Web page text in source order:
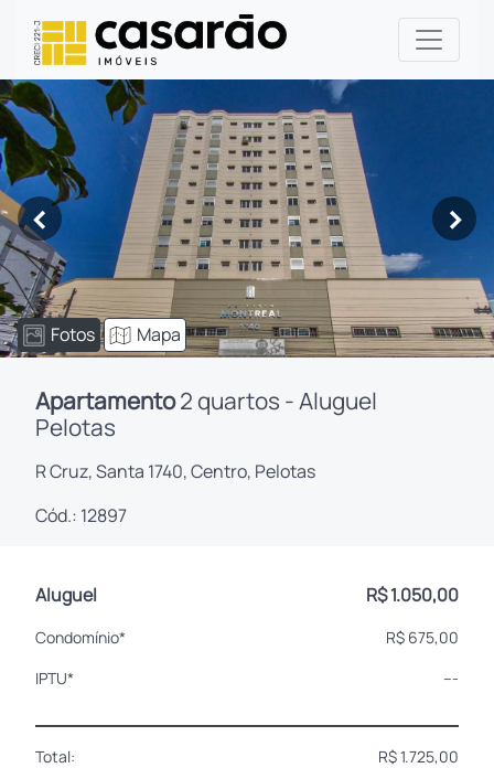
< >
Fotos Mapa
Apartamento2 quartos - Aluguel
Pelotas
R Cruz, Santa 1740, Centro, Pelotas
Cód.: 12897
Aluguel R$ 1.050,00
Condomínio*
R$ 675,00
IPTU*
---
Total: R$ 1.725,00